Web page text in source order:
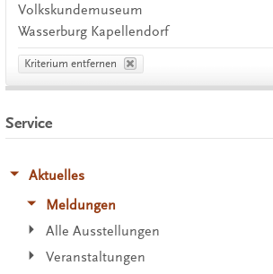
Volkskundemuseum
Wasserburg Kapellendorf
Kriterium entfernen
Service
Aktuelles
Meldungen
Alle Ausstellungen
Veranstaltungen